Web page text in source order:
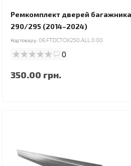
Ремкомплект дверей
290/295 (2014–2024)
Код товару: 06.FTDCTOX250.ALL.0.00
0
350.00 грн.